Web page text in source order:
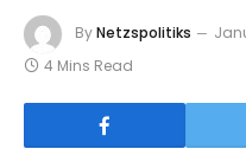
ByNetzspolitiks
4 Mins Read